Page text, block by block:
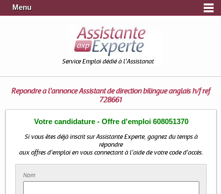
Menu
Service Emploi dédié à l'Assistanat
Répondre à l'annonceAssistant de direction bilingue anglais h/f ref
728661
Votre candidature - Offre d'emploi 608051370
Si vous êtes déjà inscrit sur Assistante Experte, gagnez du temps à
répondre
aux offres d'emploi en vous connectant à l'aide de votre code d'accès.
Nom